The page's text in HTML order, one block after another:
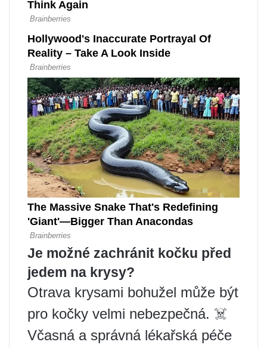
Je možné zachránit kočku před
jedem na krysy?
Otrava krysami bohužel může být
pro kočky velmi nebezpečná. ☠️
Včasná a správná lékařská péče